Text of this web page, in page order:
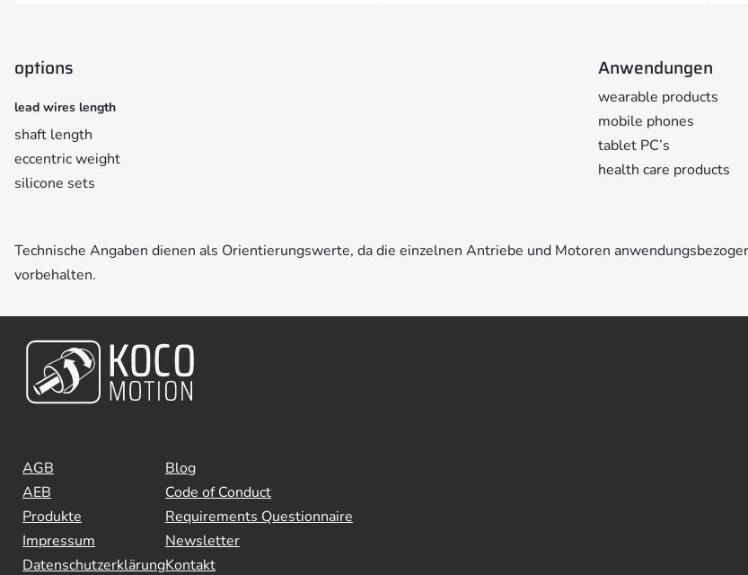
options
lead wires length
shaft length
eccentric weight
silicone sets
Anwendungen
wearable products
mobile phones
tablet PC’s
health care products
Technische Angaben dienen als Orientierungswerte, da die einzelnen Antriebe und Motoren
vorbehalten.
AGB
AEB
Produkte
Impressum
Datenschutzerklärung
Blog
Code of Conduct
Requirements Questionnaire
Newsletter
Kontakt